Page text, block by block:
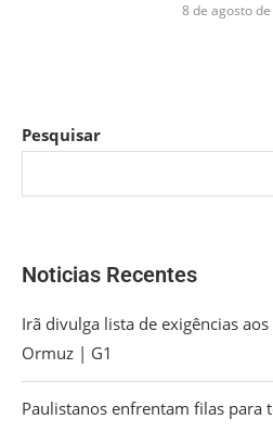
8 de agosto
Pesquisar
Noticias Recentes
Irã divulga lista de exigências
Ormuz | G1
Paulistanos enfrentam filas para